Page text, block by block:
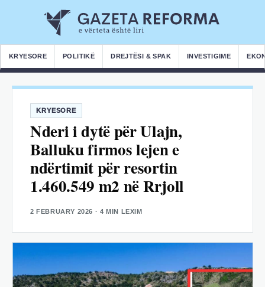
KRYESORE POLITIKË DREJTËSI & SPAK INVESTIGIME
KRYESORE
Nderi i dytë për Ulajn,
Balluku firmos lejen e
ndërtimit për resortin
1.460.549 m2 në Rrjoll
2 FEBRUARY 2026 · 4 MIN LEXIM